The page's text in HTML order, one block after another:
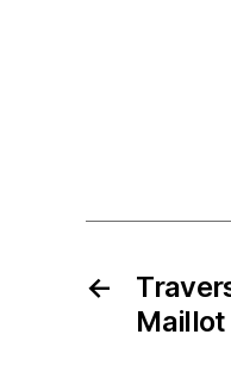
←
Maillot